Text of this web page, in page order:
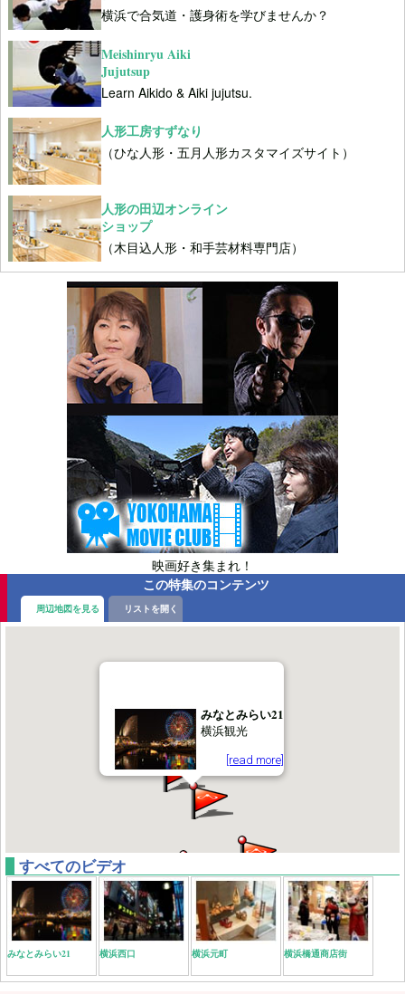
横浜で合気道・護身術を学びませんか？
Meishinryu Aiki
Jujutsup
Learn Aikido & Aiki jujutsu.
人形工房すずなり
（ひな人形・五月人形カスタマイズサイト）
人形の田辺オンライン
ショップ
（木目込人形・和手芸材料専門店）
映画好き集まれ！
この特集のコンテンツ
周辺地図を見る リストを開く
みなとみらい21
横浜観光
[read more]
すべてのビデオ
みなとみらい21 横浜西口 横浜元町 横浜橋通商店街